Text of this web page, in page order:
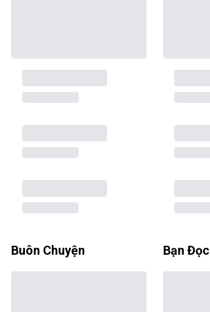
Buôn Chuyện Bạn Đọc